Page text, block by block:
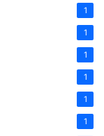
1
1
1
1
1
1